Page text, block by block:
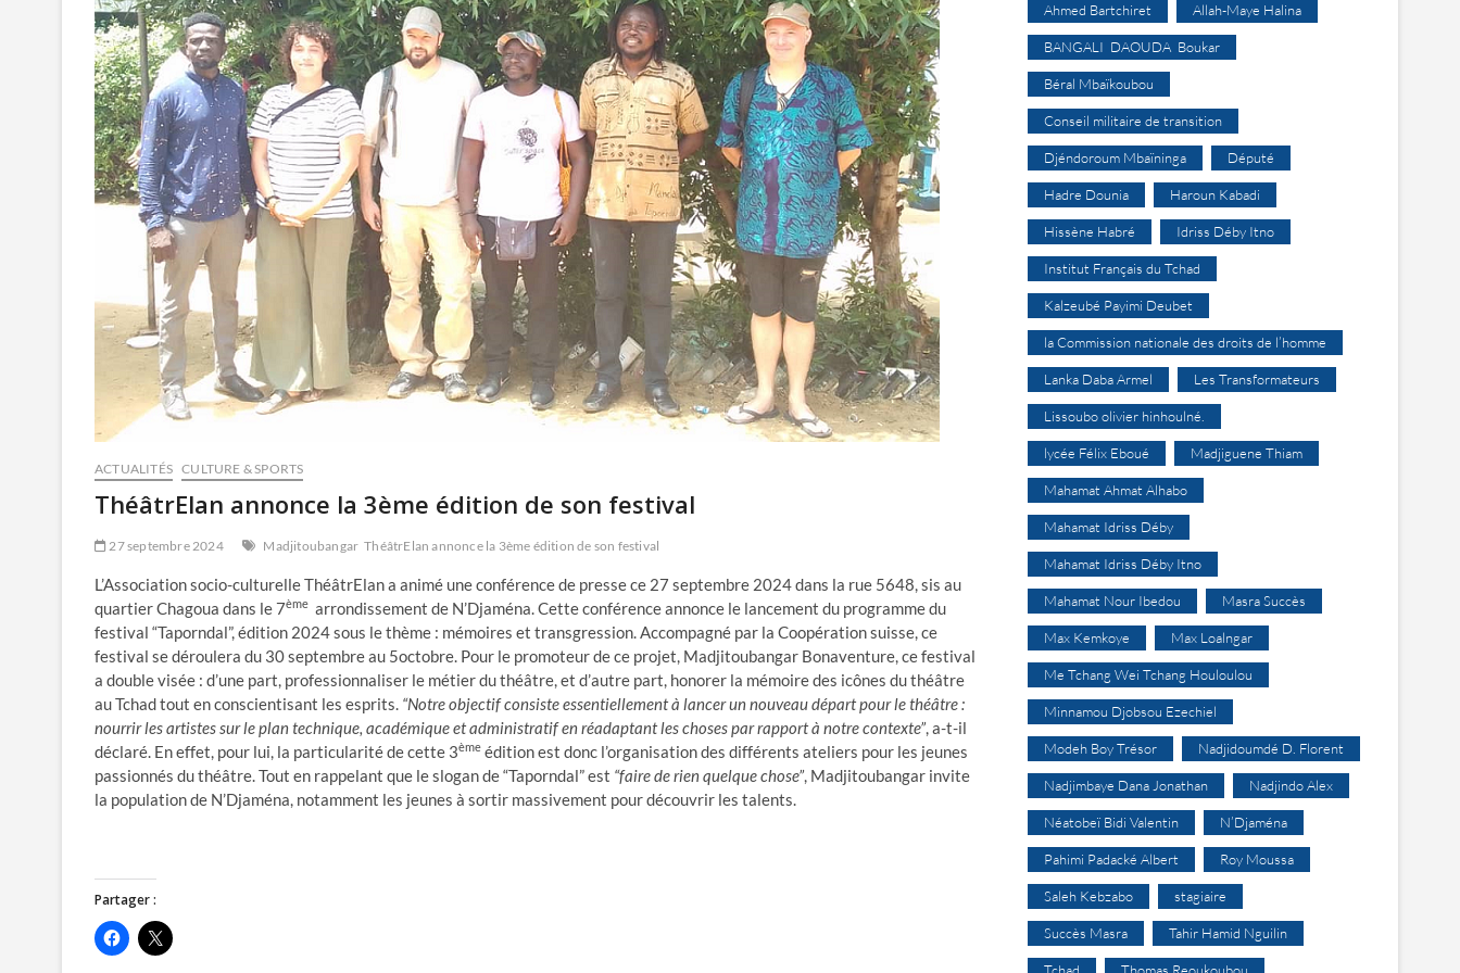
ACTUALITÉS CULTURE & SPORTS
ThéâtrElan annonce la 3ème édition de son festival
27 septembre 2024 Madjitoubangar ThéâtrElan annonce la 3ème édition de son festival
L’Association socio-culturelle ThéâtrElan a animé une conférence de presse ce 27 septembre 2024 dans la rue 5648, sis au
quartier Chagoua dans le 7ème arrondissement de N’Djaména. Cette conférence annonce le lancement du programme du
festival “Taporndal”, édition 2024 sous le thème : mémoires et transgression. Accompagné par la Coopération suisse, ce
festival se déroulera du 30 septembre au 5octobre. Pour le promoteur de ce projet, Madjitoubangar Bonaventure, ce festival
a double visée : d’une part, professionnaliser le métier du théâtre, et d’autre part, honorer la mémoire des icônes du théâtre
au Tchad tout en conscientisant les esprits. “Notre objectif consiste essentiellement à lancer un nouveau départ pour le théâtre :
nourrir les artistes sur le plan technique, académique et administratif en réadaptant les choses par rapport à notre contexte”, a-t-il
déclaré. En effet, pour lui, la particularité de cette 3ème édition est donc l’organisation des différents ateliers pour les jeunes
passionnés du théâtre. Tout en rappelant que le slogan de “Taporndal” est “faire de rien quelque chose”, Madjitoubangar invite
la population de N’Djaména, notamment les jeunes à sortir massivement pour découvrir les talents.
Partager :
C
l
C
l
Ahmed Bartchiret Allah-Maye Halina
BANGALI DAOUDA Boukar
Béral Mbaïkoubou
Conseil militaire de transition
Djéndoroum Mbaïninga Député
Hadre Dounia Haroun Kabadi
Hissène Habré Idriss Déby Itno
Institut Français du Tchad
Kalzeubé Payimi Deubet
la Commission nationale des droits de l’homme
Lanka Daba Armel Les Transformateurs
Lissoubo olivier hinhoulné.
lycée Félix Eboué Madjiguene Thiam
Mahamat Ahmat Alhabo
Mahamat Idriss Déby
Mahamat Idriss Déby Itno
Mahamat Nour Ibedou Masra Succès
Max Kemkoye Max Loalngar
Me Tchang Wei Tchang Houloulou
Minnamou Djobsou Ezechiel
Modeh Boy Trésor Nadjidoumdé D. Florent
Nadjimbaye Dana Jonathan Nadjindo Alex
Néatobeï Bidi Valentin N’Djaména
Pahimi Padacké Albert Roy Moussa
Saleh Kebzabo stagiaire
Succès Masra Tahir Hamid Nguilin